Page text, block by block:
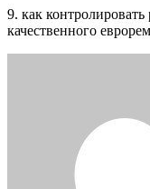
9. как
качественного